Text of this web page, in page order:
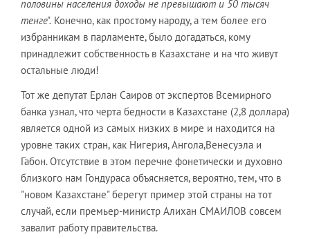
половины населения доходы не превышают и 50 тысяч
тенге". Конечно, как простому народу, а тем более его
избранникам в парламенте, было догадаться, кому
принадлежит собственность в Казахстане и на что живут
остальные люди!
Тот же депутат Ерлан Саиров от экспертов Всемирного
банка узнал, что черта бедности в Казахстане (2,8 доллара)
является одной из самых низких в мире и находится на
уровне таких стран, как Нигерия, Ангола,Венесуэла и
Габон. Отсутствие в этом перечне фонетически и духовно
близкого нам Гондураса объясняется, вероятно, тем, что в
"новом Казахстане" берегут пример этой страны на тот
случай, если премьер-министр Алихан СМАИЛОВ совсем
завалит работу правительства.